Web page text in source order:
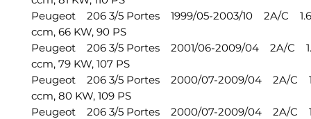
Peugeot 206 3/5 Portes 1999/05-2003/10 2A/C
ccm, 66 KW, 90 PS
Peugeot 206 3/5 Portes 2001/06-2009/04 2A/C
ccm, 79 KW, 107 PS
Peugeot 206 3/5 Portes 2000/07-2009/04 2A/C
ccm, 80 KW, 109 PS
Peugeot 206 3/5 Portes 2000/07-2009/04 2A/C